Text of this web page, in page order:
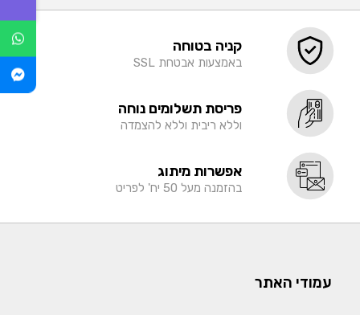
קניה בטוחה
באמצעות אבטחת SSL
פריסת תשלומים נוחה
וללא ריבית וללא להצמדה
אפשרות מיתוג
בהזמנה מעל 50 יח' לפריט
עמודי האתר